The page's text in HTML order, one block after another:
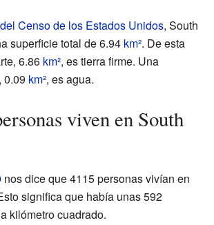
Censo de los Estados Unidos, South
superficie total de 6.94 km². De esta
6.86 km², es tierra firme. Una
0.09 km², es agua.
viven en South
nos dice que 4115 personas vivían en
significa que había unas 592
kilómetro cuadrado.